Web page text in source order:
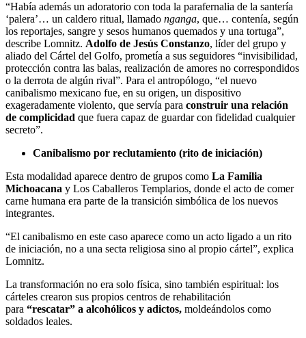
“Había además un adoratorio con toda la parafernalia de la santería
‘palera’… un caldero ritual, llamado nganga, que… contenía, según
los reportajes, sangre y sesos humanos quemados y una tortuga”,
describe Lomnitz. Adolfo de Jesús Constanzo, líder del grupo y
aliado del Cártel del Golfo, prometía a sus seguidores “invisibilidad,
protección contra las balas, realización de amores no correspondidos
o la derrota de algún rival”. Para el antropólogo, “el nuevo
canibalismo mexicano fue, en su origen, un dispositivo
exageradamente violento, que servía para construir una relación
de complicidad que fuera capaz de guardar con fidelidad cualquier
secreto”.
Canibalismo por reclutamiento (rito de iniciación)
Esta modalidad aparece dentro de grupos como La Familia
Michoacana y Los Caballeros Templarios, donde el acto de comer
carne humana era parte de la transición simbólica de los nuevos
integrantes.
“El canibalismo en este caso aparece como un acto ligado a un rito
de iniciación, no a una secta religiosa sino al propio cártel”, explica
Lomnitz.
La transformación no era solo física, sino también espiritual: los
cárteles crearon sus propios centros de rehabilitación
para “rescatar” a alcohólicos y adictos, moldeándolos como
soldados leales.